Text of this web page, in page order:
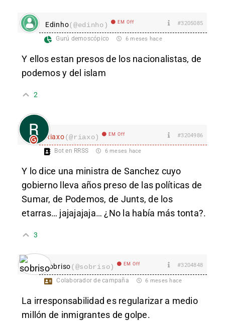
Edinho(@edinho) EM Off #3205085
Gurú demoscópico 6 meses hace
Y ellos estan presos de los nacionalistas, de
podemos y del islam
2
Riaxo(@riaxo) EM Off #3204986
Bot en RRSS 6 meses hace
Y lo dice una ministra de Sanchez cuyo
gobierno lleva años preso de las políticas de
Sumar, de Podemos, de Junts, de los
etarras… jajajajaja… ¿No la había más tonta?.
3
sobriso(@sobriso) EM Off #3204848
Colaborador de campaña 6 meses hace
La irresponsabilidad es regularizar a medio
millón de inmigrantes de golpe.